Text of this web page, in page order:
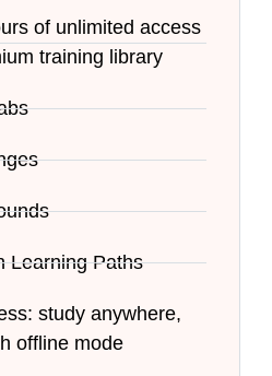
of unlimited access
training library
Learning Paths
study anywhere,
offline mode